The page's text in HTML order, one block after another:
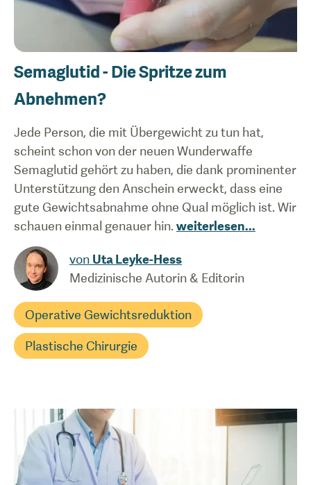
Semaglutid - Die Spritze zum
Abnehmen?
Jede Person, die mit Übergewicht zu tun hat,
scheint schon von der neuen Wunderwaffe
Semaglutid gehört zu haben, die dank prominenter
Unterstützung den Anschein erweckt, dass eine
gute Gewichtsabnahme ohne Qual möglich ist. Wir
schauen einmal genauer hin. weiterlesen...
von Uta Leyke-Hess
Medizinische Autorin & Editorin
Operative Gewichtsreduktion
Plastische Chirurgie